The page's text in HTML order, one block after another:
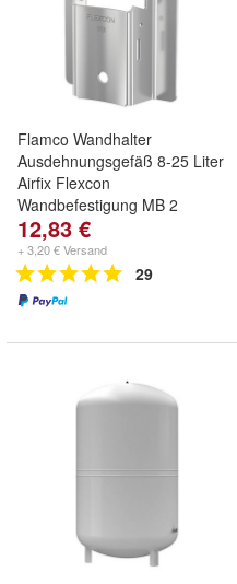
Flamco Wandhalter
Ausdehnungsgefäß 8-25 Liter
Airfix Flexcon
Wandbefestigung MB 2
12,83 €
+ 3,20 € Versand
29